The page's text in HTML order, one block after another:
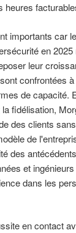
heures
importants car
en
leur
confrontées
de capacité.
fidélisation,
des clients
de
des
et
dans les
en contact